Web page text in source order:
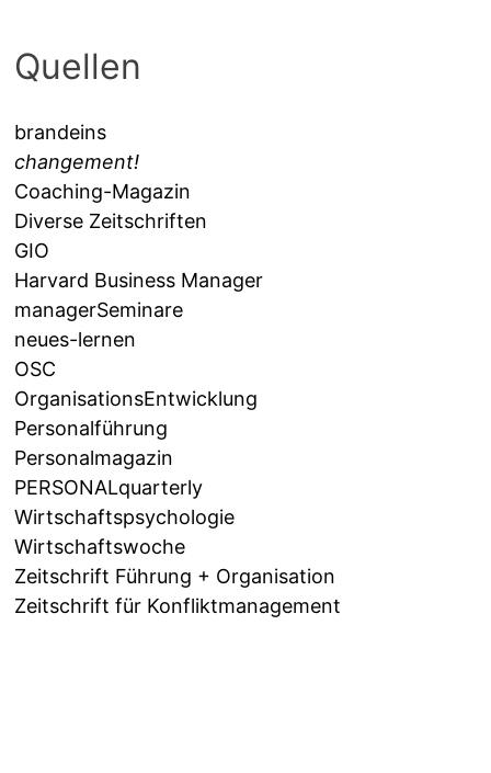
Quellen
brandeins
changement!
Coaching-Magazin
Diverse Zeitschriften
GIO
Harvard Business Manager
managerSeminare
neues-lernen
OSC
OrganisationsEntwicklung
Personalführung
Personalmagazin
PERSONALquarterly
Wirtschaftspsychologie
Wirtschaftswoche
Zeitschrift Führung + Organisation
Zeitschrift für Konfliktmanagement